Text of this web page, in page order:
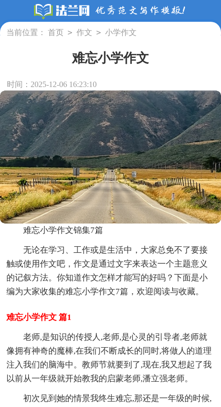
当前位置： 首页 > 作文 > 小学作文
难忘小学作文
时间：2025-12-06 16:23:10
难忘小学作文锦集7篇
无论在学习、工作或是生活中，大家总免不了要接
触或使用作文吧，作文是通过文字来表达一个主题意义
的记叙方法。你知道作文怎样才能写的好吗？下面是小
编为大家收集的难忘小学作文7篇，欢迎阅读与收藏。
难忘小学作文 篇1
老师,是知识的传授人,老师,是心灵的引导者,老师就
像拥有神奇的魔棒,在我们不断成长的同时,将做人的道理
注入我们的脑海中。教师节就要到了,现在,我又想起了我
以前从一年级就开始教我的启蒙老师,潘立强老师。
初次见到她的情景我终生难忘,那还是一年级的时候,